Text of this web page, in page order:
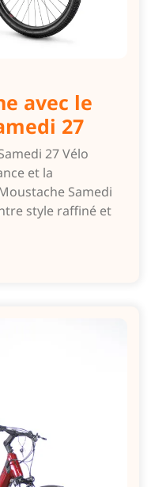
avec le
27
27 Vélo
et la
Samedi
style raffiné et